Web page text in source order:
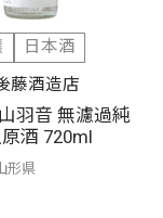
日本酒
藤酒造店
羽音 無濾過純
酒 720ml
形県